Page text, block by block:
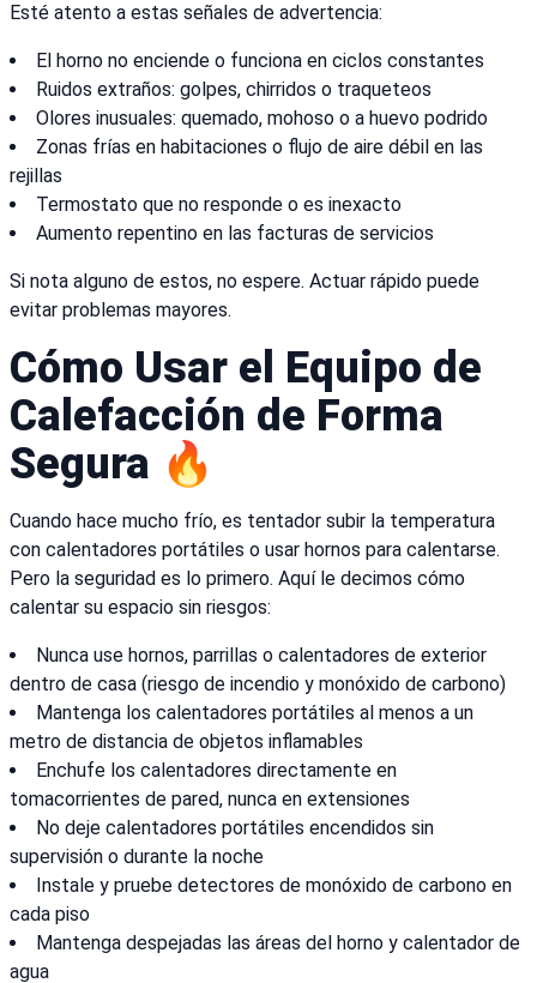
Esté atento a estas señales de advertencia:
El horno no enciende o funciona en ciclos constantes
Ruidos extraños: golpes, chirridos o traqueteos
Olores inusuales: quemado, mohoso o a huevo podrido
Zonas frías en habitaciones o flujo de aire débil en las
rejillas
Termostato que no responde o es inexacto
Aumento repentino en las facturas de servicios
Si nota alguno de estos, no espere. Actuar rápido puede
evitar problemas mayores.
Cómo Usar el Equipo de
Calefacción de Forma
Segura 🔥
Cuando hace mucho frío, es tentador subir la temperatura
con calentadores portátiles o usar hornos para calentarse.
Pero la seguridad es lo primero. Aquí le decimos cómo
calentar su espacio sin riesgos:
Nunca use hornos, parrillas o calentadores de exterior
dentro de casa (riesgo de incendio y monóxido de carbono)
Mantenga los calentadores portátiles al menos a un
metro de distancia de objetos inflamables
Enchufe los calentadores directamente en
tomacorrientes de pared, nunca en extensiones
No deje calentadores portátiles encendidos sin
supervisión o durante la noche
Instale y pruebe detectores de monóxido de carbono en
cada piso
Mantenga despejadas las áreas del horno y calentador de
agua